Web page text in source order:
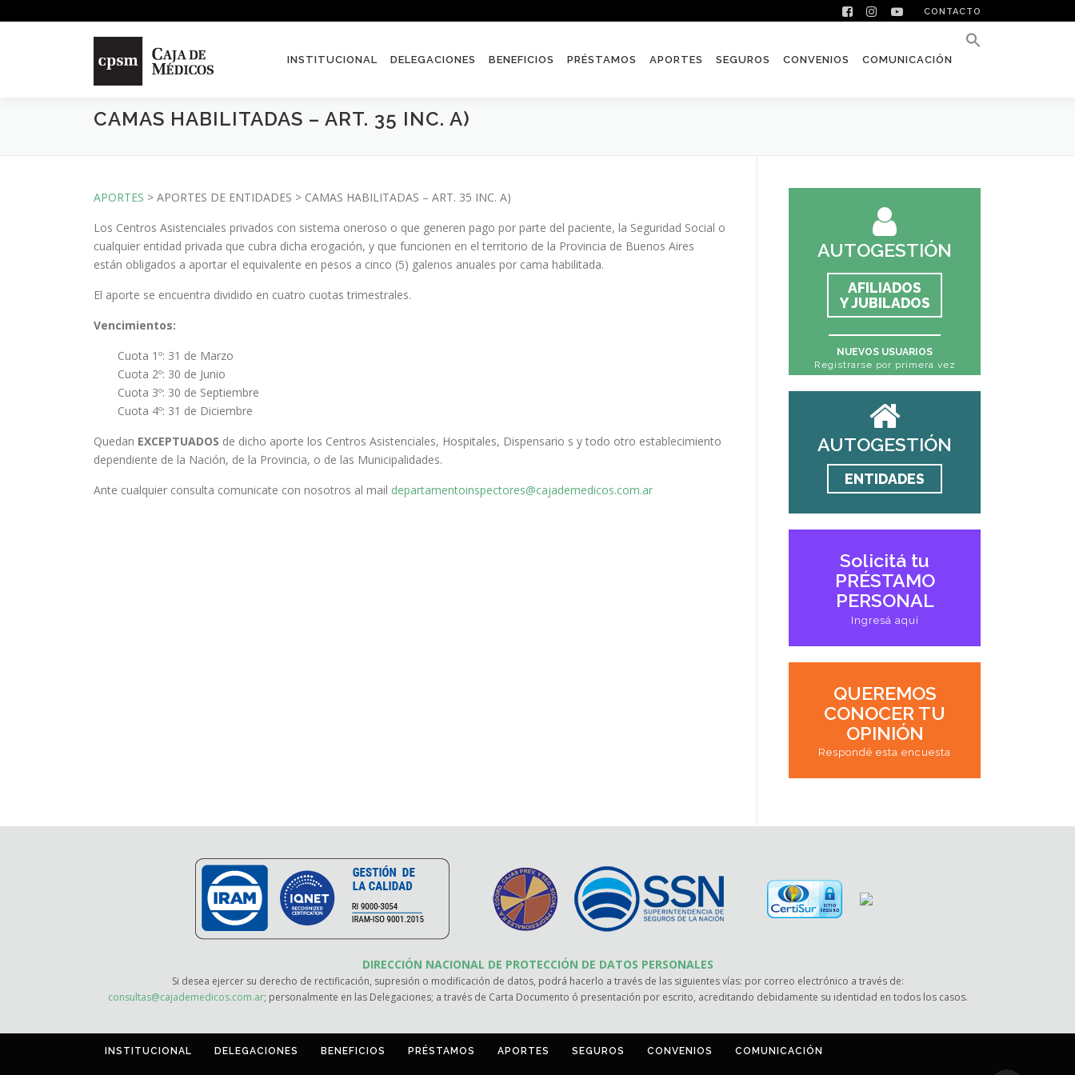
CONTACTO
INSTITUCIONAL DELEGACIONES BENEFICIOS PRÉSTAMOS APORTES SEGUROS CONVENIOS COMUNICACIÓN
CAMAS HABILITADAS – ART. 35 INC. A)
APORTES > APORTES DE ENTIDADES > CAMAS HABILITADAS – ART. 35 INC. A)
Los Centros Asistenciales privados con sistema oneroso o que generen pago por parte del paciente, la Seguridad Social o
cualquier entidad privada que cubra dicha erogación, y que funcionen en el territorio de la Provincia de Buenos Aires
están obligados a aportar el equivalente en pesos a cinco (5) galenos anuales por cama habilitada.
El aporte se encuentra dividido en cuatro cuotas trimestrales.
Vencimientos:
Cuota 1º: 31 de Marzo
Cuota 2º: 30 de Junio
Cuota 3º: 30 de Septiembre
Cuota 4º: 31 de Diciembre
Quedan EXCEPTUADOS de dicho aporte los Centros Asistenciales, Hospitales, Dispensario s y todo otro establecimiento
dependiente de la Nación, de la Provincia, o de las Municipalidades.
Ante cualquier consulta comunicate con nosotros al mail departamentoinspectores@cajademedicos.com.ar
AUTOGESTIÓN
AFILIADOS
Y JUBILADOS
NUEVOS USUARIOS
Registrarse por primera vez
AUTOGESTIÓN
ENTIDADES
Solicitá tu
PRÉSTAMO
PERSONAL
Ingresá aquí
QUEREMOS
CONOCER TU
OPINIÓN
Respondé esta encuesta
DIRECCIÓN NACIONAL DE PROTECCIÓN DE DATOS PERSONALES
Si desea ejercer su derecho de rectificación, supresión o modificación de datos, podrá hacerlo a través de las siguientes vías: por correo electrónico a través de:
consultas@cajademedicos.com.ar; personalmente en las Delegaciones; a través de Carta Documento ó presentación por escrito, acreditando debidamente su identidad en todos los casos.
INSTITUCIONAL DELEGACIONES BENEFICIOS PRÉSTAMOS APORTES SEGUROS CONVENIOS COMUNICACIÓN